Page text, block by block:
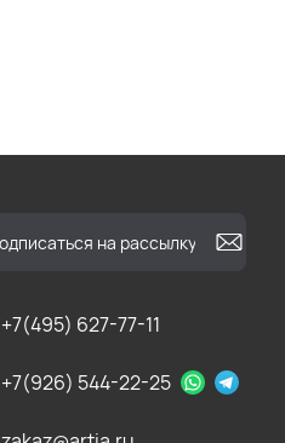
+7(495) 627-77-11
+7(926) 544-22-25